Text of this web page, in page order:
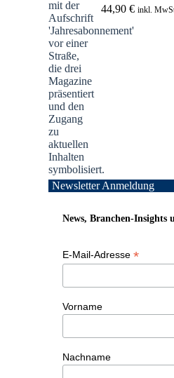
44,90 € inkl.
Newsletter Anmeldung
News, Branchen-Insights
E-Mail-Adresse *
Vorname
Nachname